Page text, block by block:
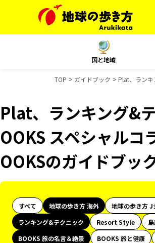
国と地域
TOP ガイドブック Plat、ランキ
Plat、ランキング&
OOKS スペシャルコ
OOKSのガイドブッ
すべて 地球の歩き方 海外 地球の歩き方 J
ランキング&テクニック
Resort Style
BOOKS 旅の名言＆絶景
BOOKS 旅と健康